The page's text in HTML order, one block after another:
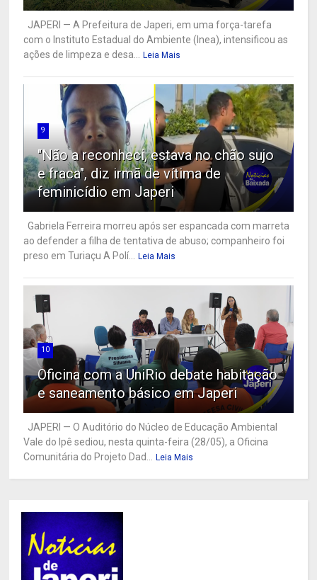
JAPERI — A Prefeitura de Japeri, em uma força-tarefa
com o Instituto Estadual do Ambiente (Inea), intensificou as
ações de limpeza e desa...
Leia Mais
9
"Não a reconheci, estava no chão sujo
e fraca", diz irmã de vítima de
feminicídio em Japeri
Gabriela Ferreira morreu após ser espancada com marreta
ao defender a filha de tentativa de abuso; companheiro foi
preso em Turiaçu A Polí...
Leia Mais
10
Oficina com a UniRio debate habitação
e saneamento básico em Japeri
JAPERI — O Auditório do Núcleo de Educação Ambiental
Vale do Ipê sediou, nesta quinta-feira (28/05), a Oficina
Comunitária do Projeto Dad...
Leia Mais